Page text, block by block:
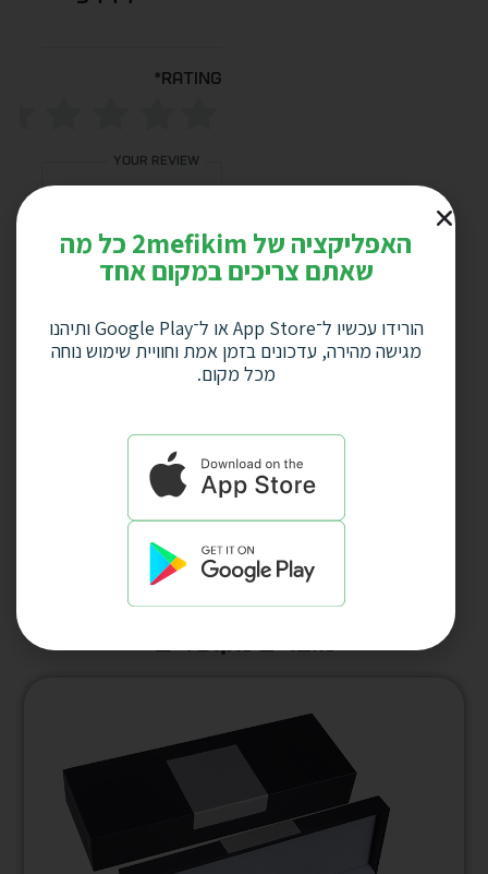
Rating
*
Your review
Name
Email
לתנאים ולהגבלות ולמדיניות
הפרטיות.
האפליקציה של 2mefikim כל מה
שאתם צריכים במקום אחד
הורידו עכשיו ל־App Store או ל־Google Play ותיהנו
מגישה מהירה, עדכונים בזמן אמת וחוויית שימוש נוחה
מכל מקום.